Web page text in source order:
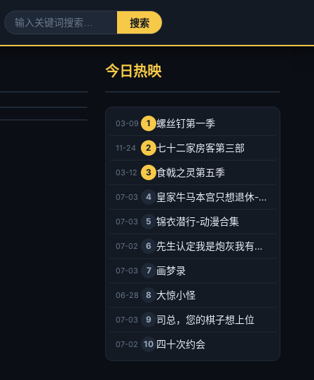
何处惹尘埃-现代言情
大陆
2025-08-16
动漫
大陆
今日热映
03-09 1 螺丝钉第一季
11-24 2 七十二家房客第三部
03-12 3 食戟之灵第五季
07-03 4 皇家牛马本宫只想退休-动漫合集
07-03 5 锦衣潜行-动漫合集
07-02 6 先生认定我是炮灰我有十八皇兄撑腰-动漫合集
07-03 7 画梦录
06-28 8 大惊小怪
07-03 9 司总，您的棋子想上位
07-02 10 四十次约会